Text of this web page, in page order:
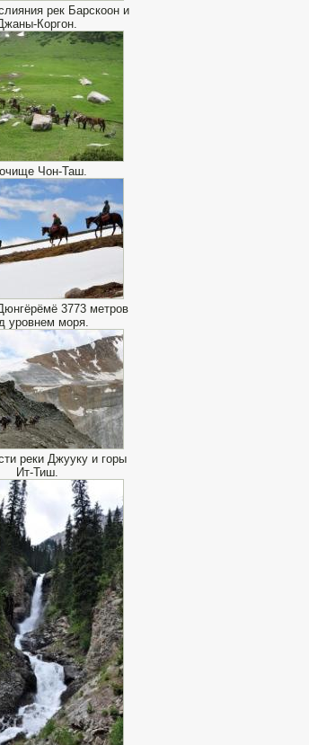
рек Барскоон и
Коргон.
Чон-Таш.
3773 метров
уровнем моря.
реки Джууку и горы
Ит-Тиш.